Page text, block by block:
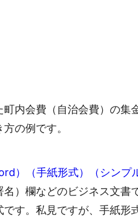
内会費（自治会費）の集
の例です。
）（手紙形式）（シンプ
）欄などのビジネス文書
す。私見ですが、手紙形